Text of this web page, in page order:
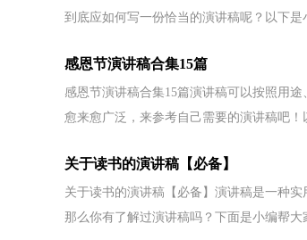
到底应如何写一份恰当的演讲稿呢？以下是
感恩节演讲稿合集15篇
感恩节演讲稿合集15篇演讲稿可以按照用
愈来愈广泛，来参考自己需要的演讲稿吧！
关于读书的演讲稿【必备】
关于读书的演讲稿【必备】演讲稿是一种
那么你有了解过演讲稿吗？下面是小编帮大